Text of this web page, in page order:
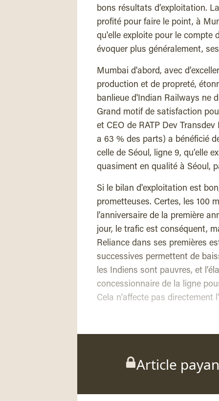
bons résultats d’exploitation.
profité pour faire le point, à
qu'elle exploite pour le compte
évoquer plus généralement,
Mumbai d'abord, avec
production et de propreté,
banlieue d'Indian Railways ne
Grand motif de satisfaction
et CEO de RATP Dev
a 63 % des parts) a bénéficié
celle de Séoul, ligne 9, qu’elle
quasiment en qualité à Séoul,
Si le bilan d'exploitation est
prometteuses. Certes, les 100
l’anniversaire de la première
jour, le trafic est conséquent,
Reliance dans ses premières
successives permettent de
les Indiens sont pauvres, et
concessionnaire de la ligne
Cela n'affecte pas directement
Article